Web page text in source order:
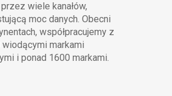
wiele kanałów,
moc danych. Obecni
współpracujemy z
wiodącymi markami
i ponad 1600 markami.